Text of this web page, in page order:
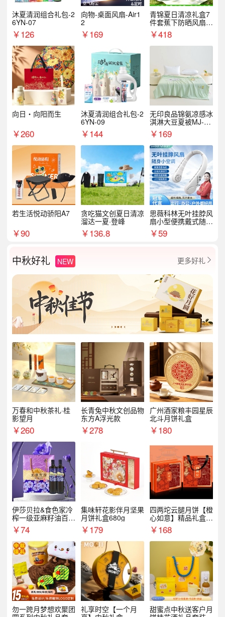
沐夏清润组合礼包-2
6YN-07
￥126
向物-桌面风扇-Air1
2
￥169
青锦夏日清凉礼盒7
件套蕉下防晒风扇员
工福利端午伴手礼企
业定制
￥418
向日・向阳而生
￥260
沐夏清润组合礼包-2
6YN-09
￥144
无印良品锦氨凉感冰
淇淋大豆夏被MJ-B2
025-0193
￥169
若生活悦动骄阳A7
￥90
贪吃猫文创夏日清凉
溜达一夏·登峰
￥136.8
思薇科林无叶挂脖风
扇小型便携戴式随身
挂脖子降温神器
￥59
中秋好礼 NEW 更多好礼 
万春和中秋茶礼·桂
影望月
￥260
长青兔中秋文创品物
东方A浮光款
￥278
广州酒家粮丰园星辰
北斗月饼礼盒
￥180
伊莎贝拉&食色家冷
榨一级亚麻籽油百紫
千红500ml*2礼盒
￥74
集味轩花影伴月坚果
月饼礼盒680g
￥179
四两坨云腿月饼【橙
心如意】精品礼盒4
50g/盒
￥168
勿一跨月梦想欢聚团 礼享时空【一个月
甜蜜点中秋送客户月